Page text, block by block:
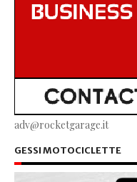
adv@rocketgarage.it
GESSI MOTOCICLETTE